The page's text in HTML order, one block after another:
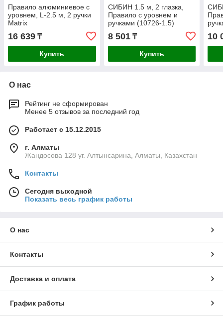
Правило алюминиевое с
уровнем, L-2.5 м, 2 ручки
Matrix
16 639 ₸
Купить
СИБИН 1.5 м, 2 глазка,
Правило с уровнем и
ручками (10726-1.5)
8 501₸
Купить
10
О нас
Рейтинг не сформирован
Менее 5 отзывов за последний год
Работает с 15.12.2015
г. Алматы
Жандосова 128 уг. Алтынсарина, Алматы, Казахстан
Контакты
Сегодня выходной
Показать весь график работы
О нас
Контакты
Доставка и оплата
График работы